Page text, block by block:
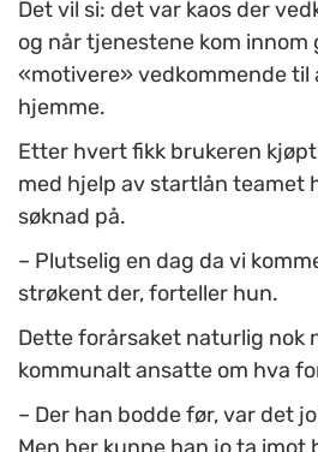
Det vil si: det var kaos der
og når tjenestene kom innom
«motivere» vedkommende til
hjemme.
Etter hvert fikk brukeren
med hjelp av startlån teamet
søknad på.
– Plutselig en dag da vi
strøkent der, forteller hun.
Dette forårsaket naturlig nok
kommunalt ansatte om hva
– Der han bodde før, var det